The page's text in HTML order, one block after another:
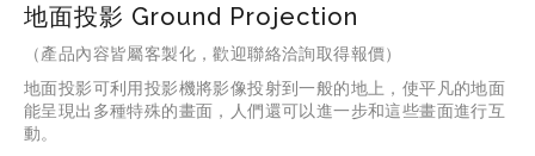
地面投影 Ground Projection
（產品內容皆屬客製化，歡迎聯絡洽詢取得報價）
地面投影可利用投影機將影像投射到一般的地上，使平凡的地面
能呈現出多種特殊的畫面，人們還可以進一步和這些畫面進行互
動。